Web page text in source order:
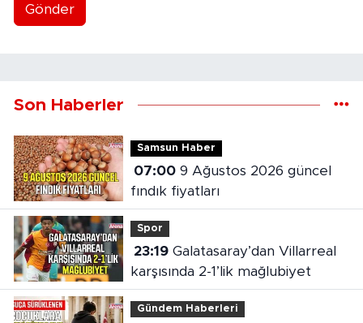
Gönder
Son Haberler
Samsun Haber
07:009 Ağustos 2026 güncel
fındık fiyatları
Spor
23:19Galatasaray’dan Villarreal
karşısında 2-1’lik mağlubiyet
Gündem Haberleri